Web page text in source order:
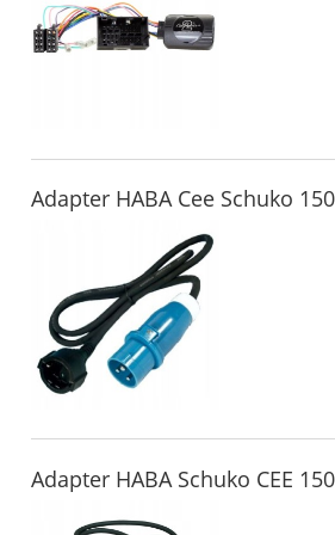
Adapter HABA Cee Schuko
Adapter HABA Schuko CEE